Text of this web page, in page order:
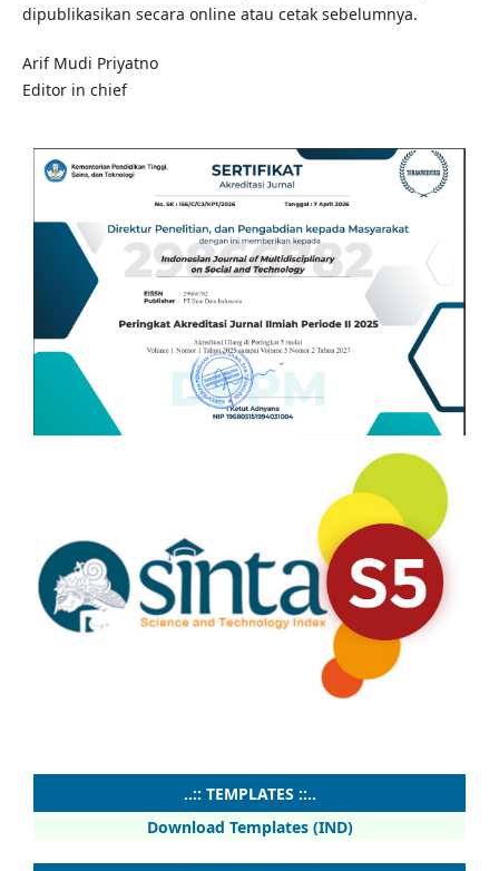
dipublikasikan secara online atau cetak sebelumnya.
Arif Mudi Priyatno
Editor in chief
..:: TEMPLATES ::..
Download Templates (IND)